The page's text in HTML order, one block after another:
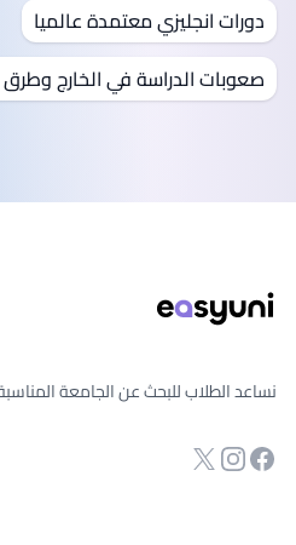
دورات انجليزي معتمدة عالميا
صعوبات الدراسة في الخارج وطرق
نساعد الطلاب للبحث عن الجامعة
صفحة الفيسبوك
انستجرام
Twitter